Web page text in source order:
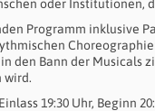
oder Institutionen,
Programm inklusive
den Bann der Musicals
wird.
19:30 Uhr, Beginn